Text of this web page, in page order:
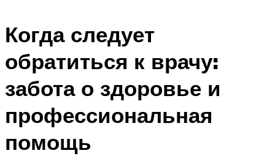
Когда следует
обратиться к врачу:
забота о здоровье и
профессиональная
помощь